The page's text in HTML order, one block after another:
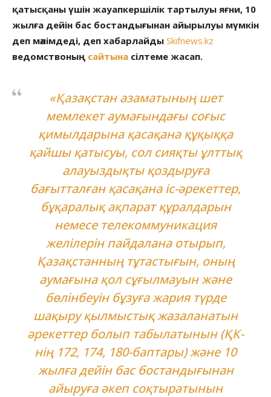
қатысқаны үшін жауапкершілік тартылуы яғни, 10
жылға дейін бас бостандығынан айырылуы мүмкін
деп мәлімдеді, деп хабарлайды Skifnews.kz
ведомствоның сайтына сілтеме жасап.
«Қазақстан азаматының шет
мемлекет аумағындағы соғыс
қимылдарына қасақана құқыққа
қайшы қатысуы, сол сияқты ұлттық
алауыздықты қоздыруға
бағытталған қасақана іс-әрекеттер,
бұқаралық ақпарат құралдарын
немесе телекоммуникация
желілерін пайдалана отырып,
Қазақстанның тұтастығын, оның
аумағына қол сұғылмауын және
бөлінбеуін бұзуға жария түрде
шақыру қылмыстық жазаланатын
әрекеттер болып табылатынын (ҚК-
нің 172, 174, 180-баптары) және 10
жылға дейін бас бостандығынан
айыруға әкеп соқтыратынын